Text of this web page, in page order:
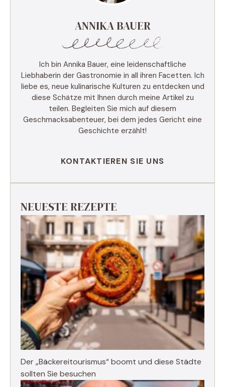
ANNIKA BAUER
Ich bin Annika Bauer, eine leidenschaftliche
Liebhaberin der Gastronomie in all ihren Facetten. Ich
liebe es, neue kulinarische Kulturen zu entdecken und
diese Schätze mit Ihnen durch meine Artikel zu
teilen. Begleiten Sie mich auf diesem
Geschmacksabenteuer, bei dem jedes Gericht eine
Geschichte erzählt!
KONTAKTIEREN SIE UNS
NEUESTE REZEPTE
Der „Bäckereitourismus“ boomt und diese Städte
sollten Sie besuchen